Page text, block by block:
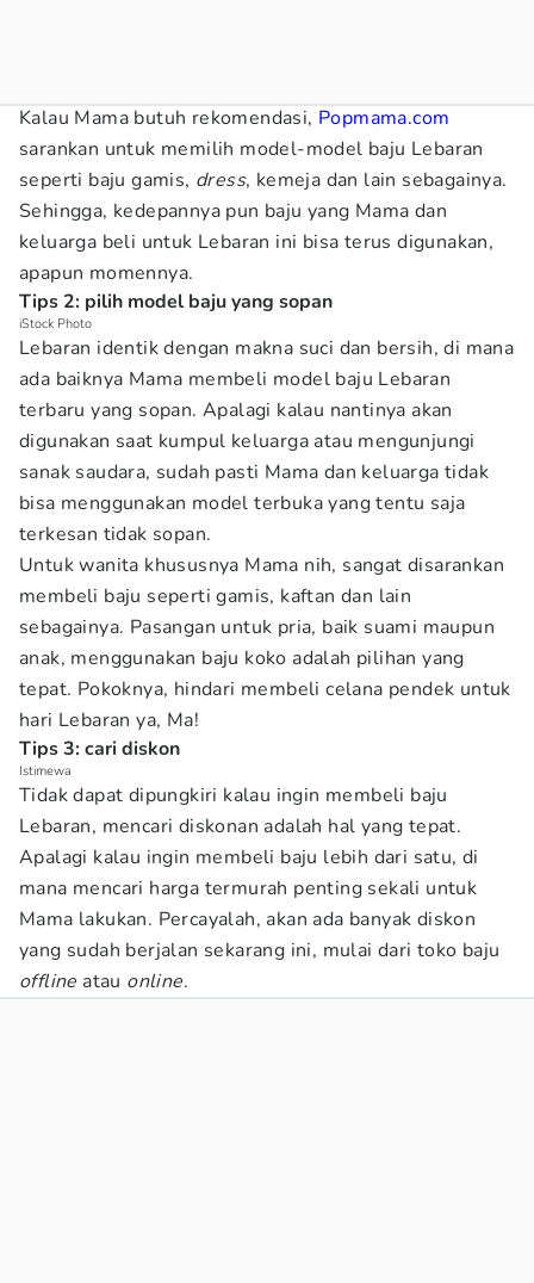
Kalau Mama butuh rekomendasi, Popmama.com
sarankan untuk memilih model-model baju Lebaran
seperti baju gamis, dress, kemeja dan lain sebagainya.
Sehingga, kedepannya pun baju yang Mama dan
keluarga beli untuk Lebaran ini bisa terus digunakan,
apapun momennya.
Tips 2: pilih model baju yang sopan
iStock Photo
Lebaran identik dengan makna suci dan bersih, di mana
ada baiknya Mama membeli model baju Lebaran
terbaru yang sopan. Apalagi kalau nantinya akan
digunakan saat kumpul keluarga atau mengunjungi
sanak saudara, sudah pasti Mama dan keluarga tidak
bisa menggunakan model terbuka yang tentu saja
terkesan tidak sopan.
Untuk wanita khususnya Mama nih, sangat disarankan
membeli baju seperti gamis, kaftan dan lain
sebagainya. Pasangan untuk pria, baik suami maupun
anak, menggunakan baju koko adalah pilihan yang
tepat. Pokoknya, hindari membeli celana pendek untuk
hari Lebaran ya, Ma!
Tips 3: cari diskon
Istimewa
Tidak dapat dipungkiri kalau ingin membeli baju
Lebaran, mencari diskonan adalah hal yang tepat.
Apalagi kalau ingin membeli baju lebih dari satu, di
mana mencari harga termurah penting sekali untuk
Mama lakukan. Percayalah, akan ada banyak diskon
yang sudah berjalan sekarang ini, mulai dari toko baju
offline atau online.